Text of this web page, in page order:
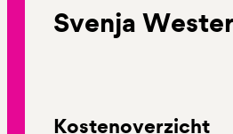
Svenja
Kostenoverzicht